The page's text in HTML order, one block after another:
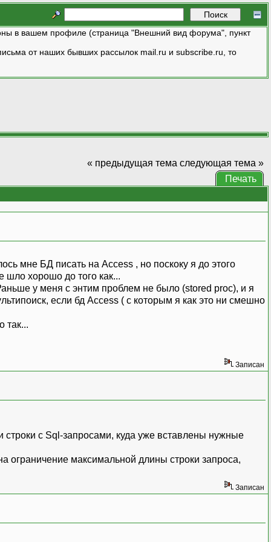
в вашем профиле (страница "Внешний вид форума", пункт
от наших бывших рассылок mail.ru и subscribe.ru, то
« предыдущая тема следующая тема »
Печать
мне БД писать на Access , но поскоку я до этого
шло хорошо до того как...
у меня с энтим проблем не было (stored proc), и я
если бд Access ( с которым я как это ни смешно
Записан
с Sql-запросами, куда уже вставлены нужные
ограничение максимальной длины строки запроса,
Записан